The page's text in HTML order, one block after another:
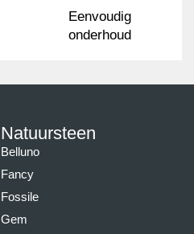
Eenvoudig
onderhoud
Natuursteen
Belluno
Fancy
Fossile
Gem